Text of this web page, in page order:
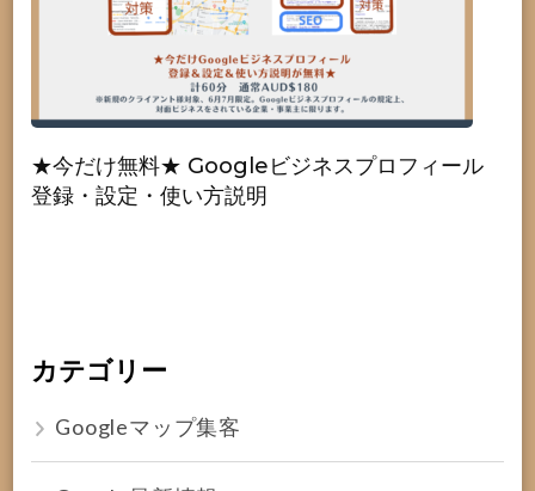
★今だけ無料★ Googleビジネスプロフィール
登録・設定・使い方説明
カテゴリー
Googleマップ集客